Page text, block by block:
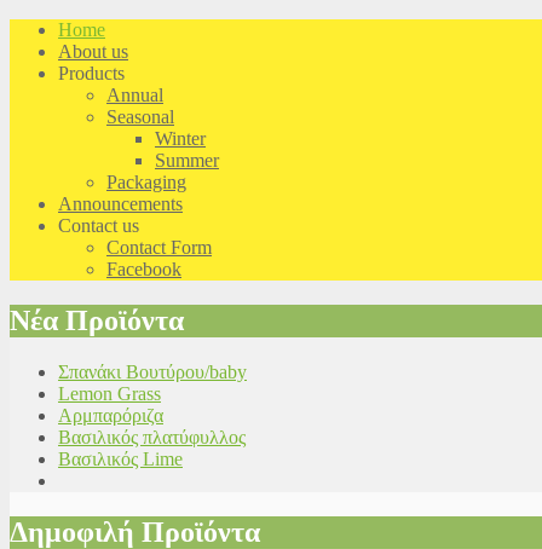
Home
About us
Products
Annual
Seasonal
Winter
Summer
Packaging
Announcements
Contact us
Contact Form
Facebook
Nέα Προϊόντα
Σπανάκι Βουτύρου/baby
Lemon Grass
Αρμπαρόριζα
Βασιλικός πλατύφυλλος
Βασιλικός Lime
Δημοφιλή Προϊόντα